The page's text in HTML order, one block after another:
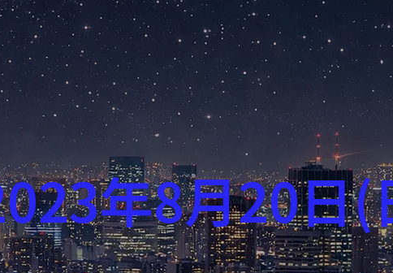
所属部屋を探そう！ 最恐の相性占い
芸能界
年8月20日(